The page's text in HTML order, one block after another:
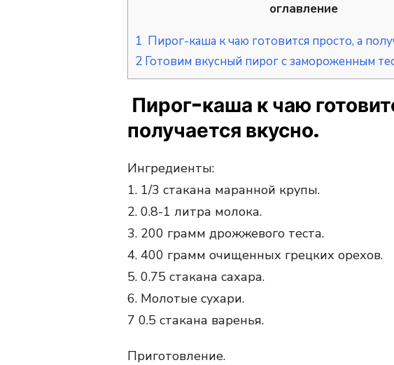
оглавление
1 Пирог-каша к чаю готовится просто, а
2 Готовим вкусный пирог с замороженным
Пирог-каша к чаю
получается вкусно.
Ингредиенты:
1. 1/3 стакана маранной крупы.
2. 0.8-1 литра молока.
3. 200 грамм дрожжевого теста.
4. 400 грамм очищенных грецких орехов.
5. 0.75 стакана сахара.
6. Молотые сухари.
7 0.5 стакана варенья.
Приготовление.